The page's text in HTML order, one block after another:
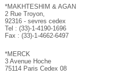
*MAKHTESHIM & AGAN
2 Rue Troyon,
92316 - sevres cedex
Tel : (33)-1-4190-1696
Fax : (33)-1-4662-6497
*MERCK
3 Avenue Hoche
75114 Paris Cedex 08